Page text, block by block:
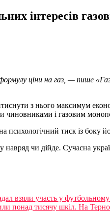
інтересів
формулу ціни на газ, — пише
з нього максимум
чиновниками і газовим
психологічний тиск із боку
чи дійде. Сучасна
взяли участь у
понад тисячу шкіл. На